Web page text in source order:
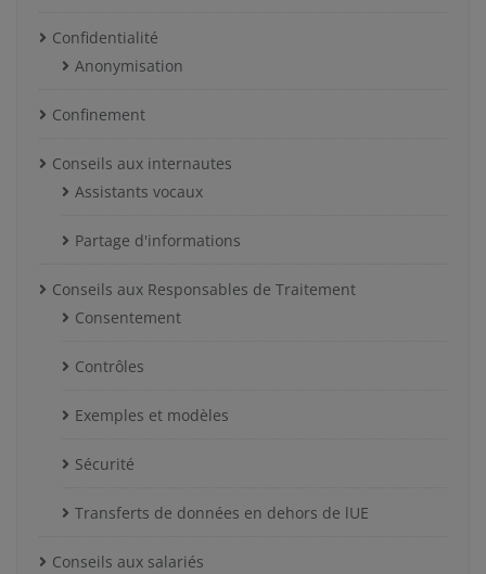
Confidentialité
Anonymisation
Confinement
Conseils aux internautes
Assistants vocaux
Partage d'informations
Conseils aux Responsables de Traitement
Consentement
Contrôles
Exemples et modèles
Sécurité
Transferts de données en dehors de lUE
Conseils aux salariés